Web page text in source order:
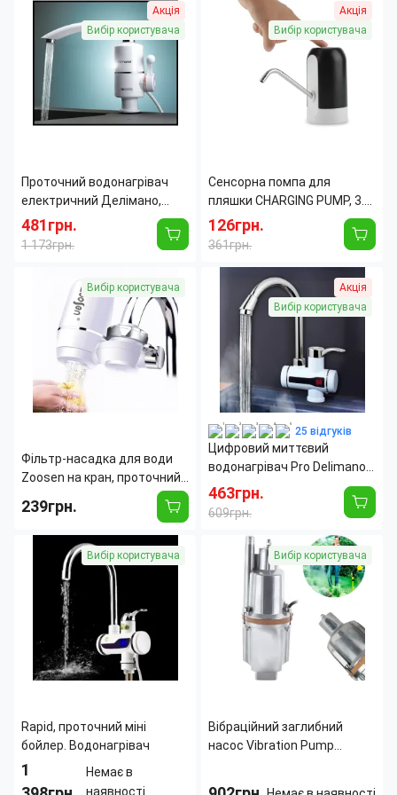
водонагревателя:подогревом
воды
Класс защиты корпусов
электронного
оборудования:
IPX4D
Максимальная
60
номинальная:
кВт
водонагревателя:подогревом
воды
Класс защиты корпусов
электронного
номинальная:
Акція
Вибір користувача
Проточний водонагрівач
електричний Делімано,
кран 3кВт, білий
481грн.
1 173грн.
водонагревателя:подогревом
воды
Мощность
номинальная:
кВт
Нагревательный
элемент:
Керамический
Подводка:Нижняя
Расположение:
Акція
Вибір користувача
Сенсорна помпа для
пляшки CHARGING PUMP, 3.8
Вт, акумуляторна, зарядка
від USB
126грн.
361грн.
Питание:Аккумулятор
Принцип
работы:
Электронный
Страна производитель:
Вибір користувача
Фільтр-насадка для води
Zoosen на кран, проточний,
напрацювання до 6000
літрів
239грн.
Ресурс фильтрующего
модуля:
6000
л
Использование для
холодной воды:
Использование для
горячей воды:
Страна производитель: Китай
Акція
Вибір користувача
25 відгуків
Цифровий миттєвий
водонагрівач Pro Delimano з
екраном, 3кВт, білий
463грн.
609грн.
Способ
установки:
Встроенный
Вид ТЭНа:Мокрый
водонагревателя:
Кран с
подогревом
воды
Класс защиты корпусов
электронного
оборудования:
IP68
воды:
Вибір користувача
Rapid, проточний міні
бойлер. Водонагрівач
1
Немає в
наявності
Вибір користувача
Вібраційний заглибний
насос Vibration Pump